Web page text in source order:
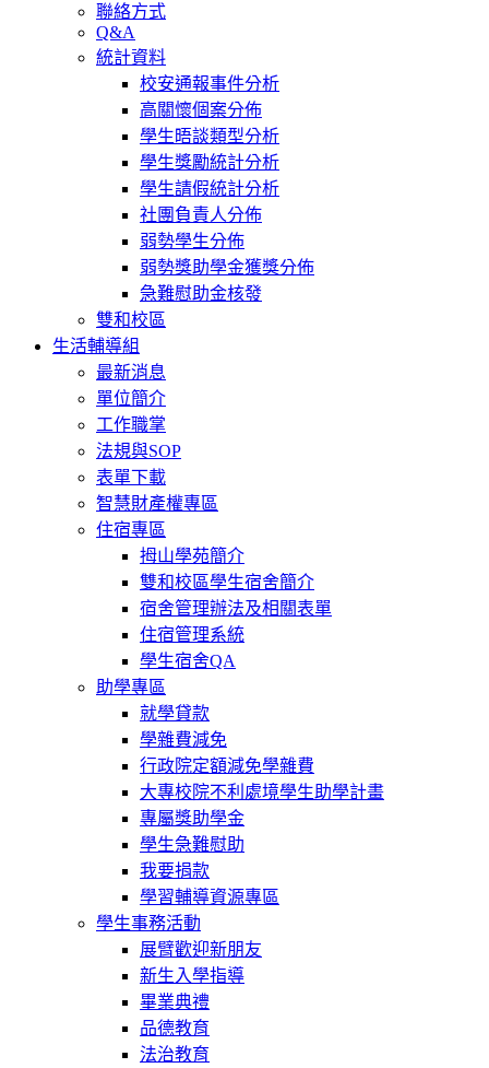
聯絡方式
Q&A
統計資料
校安通報事件分析
高關懷個案分佈
學生晤談類型分析
學生獎勵統計分析
學生請假統計分析
社團負責人分佈
弱勢學生分佈
弱勢獎助學金獲獎分佈
急難慰助金核發
雙和校區
生活輔導組
最新消息
單位簡介
工作職掌
法規與SOP
表單下載
智慧財產權專區
住宿專區
拇山學苑簡介
雙和校區學生宿舍簡介
宿舍管理辦法及相關表單
住宿管理系統
學生宿舍QA
助學專區
就學貸款
學雜費減免
行政院定額減免學雜費
大專校院不利處境學生助學計畫
專屬獎助學金
學生急難慰助
我要捐款
學習輔導資源專區
學生事務活動
展臂歡迎新朋友
新生入學指導
畢業典禮
品德教育
法治教育